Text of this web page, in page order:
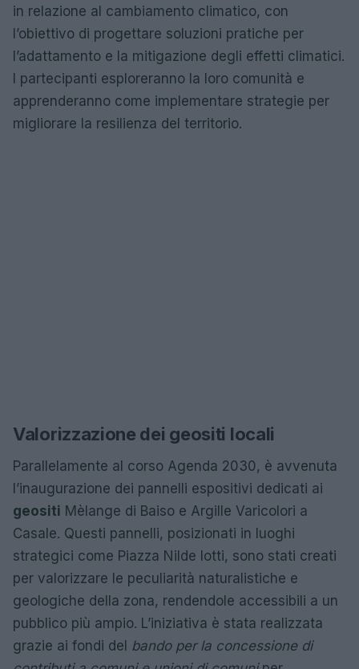
in relazione al cambiamento climatico, con
l’obiettivo di progettare soluzioni pratiche per
l’adattamento e la mitigazione degli effetti climatici.
I partecipanti esploreranno la loro comunità e
apprenderanno come implementare strategie per
migliorare la resilienza del territorio.
Valorizzazione dei geositi locali
Parallelamente al corso Agenda 2030, è avvenuta
l’inaugurazione dei pannelli espositivi dedicati ai
geositi Mèlange di Baiso e Argille Varicolori a
Casale. Questi pannelli, posizionati in luoghi
strategici come Piazza Nilde Iotti, sono stati creati
per valorizzare le peculiarità naturalistiche e
geologiche della zona, rendendole accessibili a un
pubblico più ampio. L’iniziativa è stata realizzata
grazie ai fondi del bando per la concessione di